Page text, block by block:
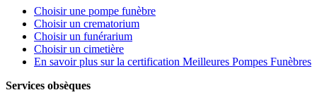
Choisir une pompe funèbre
Choisir un crematorium
Choisir un funérarium
Choisir un cimetière
En savoir plus sur la certification Meilleures Pompes Funèbres
Services obsèques